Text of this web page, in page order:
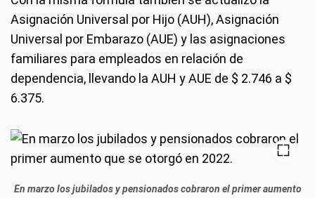
Asignación Universal por Hijo (AUH), Asignación
Universal por Embarazo (AUE) y las asignaciones
familiares para empleados en relación de
dependencia, llevando la AUH y AUE de $ 2.746 a $
6.375.
En marzo los jubilados y pensionados cobraron el primer aumento